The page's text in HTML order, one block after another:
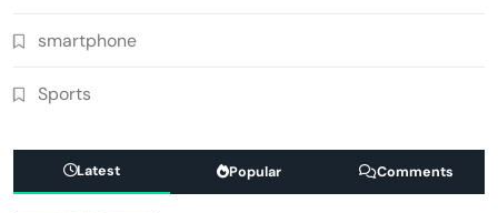
smartphone
Sports
Latest Popular Comments